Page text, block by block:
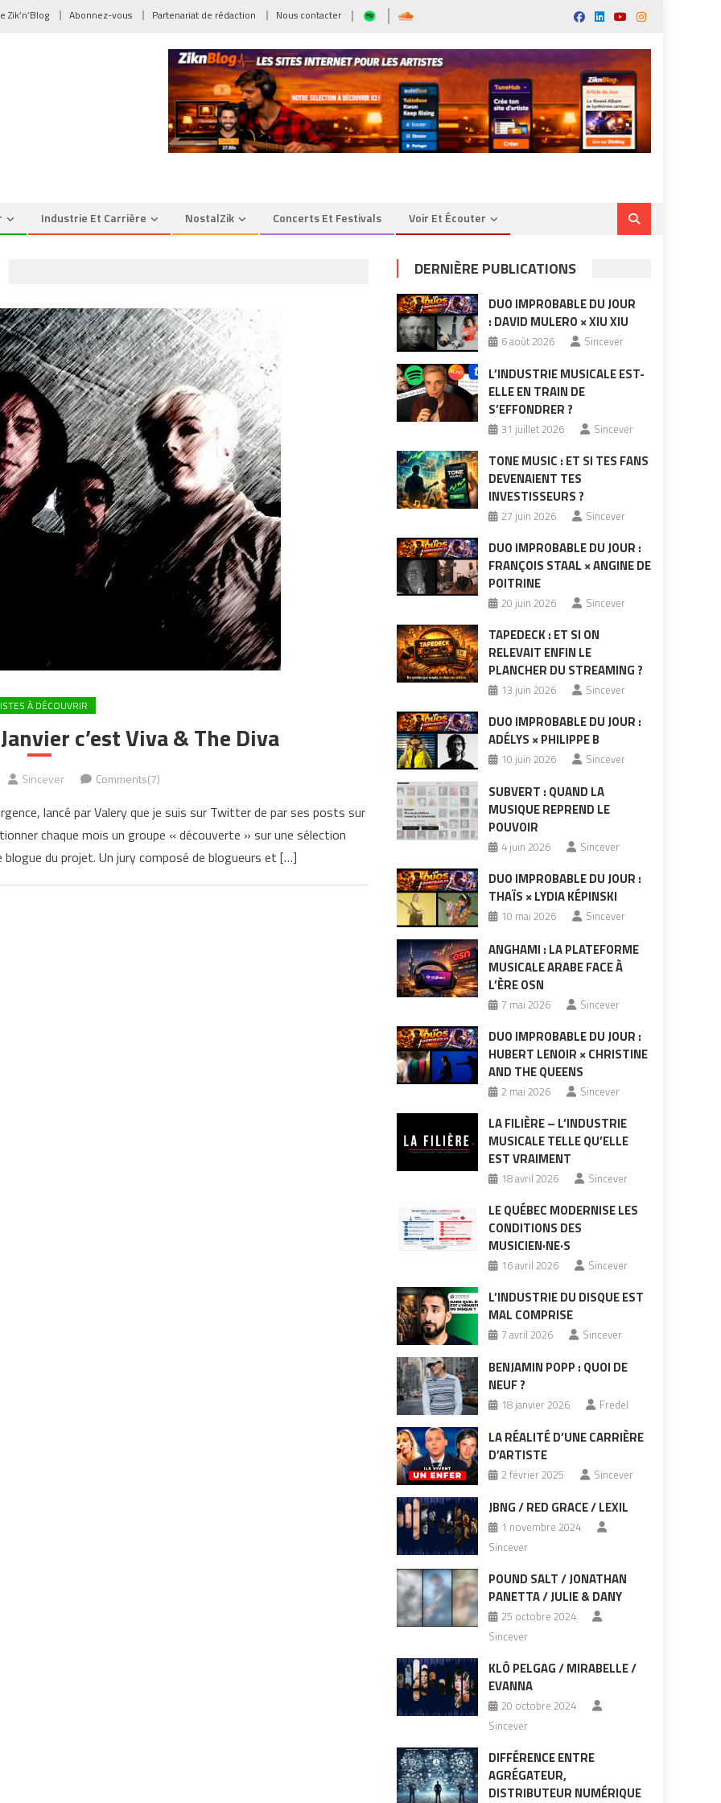
Zik’n’Blog Abonnez-vous Partenariat de rédaction Nous contacter
Industrie Et Carrière NostalZik Concerts Et Festivals Voir Et Écouter
À DÉCOUVRIR
c’est Viva & The Diva
Sincever Comments(7)
lancé par Valery que je suis sur Twitter de par ses posts sur
chaque mois un groupe « découverte » sur une sélection
du projet. Un jury composé de blogueurs et […]
DERNIÈRE PUBLICATIONS
DUO IMPROBABLE DU JOUR
: DAVID MULERO × XIU XIU
6 août 2026 Sincever
L’INDUSTRIE MUSICALE EST-
ELLE EN TRAIN DE
S’EFFONDRER ?
31 juillet 2026 Sincever
TONE MUSIC : ET SI TES FANS
DEVENAIENT TES
INVESTISSEURS ?
27 juin 2026 Sincever
DUO IMPROBABLE DU JOUR :
FRANÇOIS STAAL × ANGINE DE
POITRINE
20 juin 2026 Sincever
TAPEDECK : ET SI ON
RELEVAIT ENFIN LE
PLANCHER DU STREAMING ?
13 juin 2026 Sincever
DUO IMPROBABLE DU JOUR :
ADÉLYS × PHILIPPE B
10 juin 2026 Sincever
SUBVERT : QUAND LA
MUSIQUE REPREND LE
POUVOIR
4 juin 2026 Sincever
DUO IMPROBABLE DU JOUR :
THAÏS × LYDIA KÉPINSKI
10 mai 2026 Sincever
ANGHAMI : LA PLATEFORME
MUSICALE ARABE FACE À
L’ÈRE OSN
7 mai 2026 Sincever
DUO IMPROBABLE DU JOUR :
HUBERT LENOIR × CHRISTINE
AND THE QUEENS
2 mai 2026 Sincever
LA FILIÈRE – L’INDUSTRIE
MUSICALE TELLE QU’ELLE
EST VRAIMENT
18 avril 2026 Sincever
LE QUÉBEC MODERNISE LES
CONDITIONS DES
MUSICIEN·NE·S
16 avril 2026 Sincever
L’INDUSTRIE DU DISQUE EST
MAL COMPRISE
7 avril 2026 Sincever
BENJAMIN POPP : QUOI DE
NEUF ?
18 janvier 2026 Fredel
LA RÉALITÉ D’UNE CARRIÈRE
D’ARTISTE
2 février 2025 Sincever
JBNG / RED GRACE / LEXIL
1 novembre 2024
Sincever
POUND SALT / JONATHAN
PANETTA / JULIE & DANY
25 octobre 2024
Sincever
KLÔ PELGAG / MIRABELLE /
EVANNA
20 octobre 2024
Sincever
DIFFÉRENCE ENTRE
AGRÉGATEUR,
DISTRIBUTEUR NUMÉRIQUE